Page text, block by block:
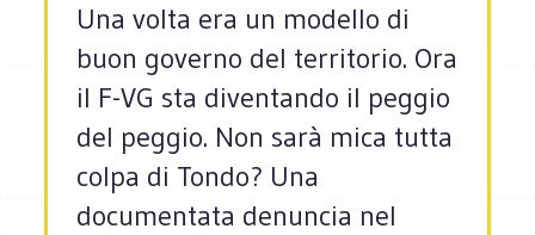
Una volta era un modello di
buon governo del territorio. Ora
il F-VG sta diventando il peggio
del peggio. Non sarà mica tutta
colpa di Tondo? Una
documentata denuncia nel